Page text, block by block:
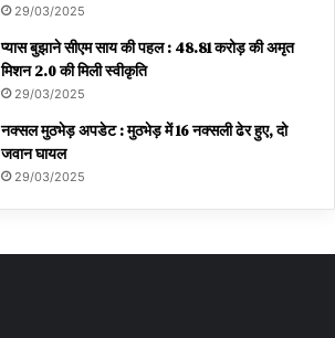
29/03/2025
प्यास बुझाने सीएम साय की पहल : 48.81 करोड़ की अमृत
मिशन 2.0 की मिली स्वीकृति
29/03/2025
नक्सल मुठभेड़ अपडेट : मुठभेड़ में 16 नक्सली ढेर हुए, दो
जवान घायल
29/03/2025